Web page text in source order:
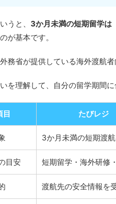
うと、 3か月未満の短期留学は
が基本です。
務省が提供している海外渡航
を理解して、自分の留学期間
目 たびレジ
3か月未満の短期渡
目安 短期留学・海外研修
渡航先の安全情報を